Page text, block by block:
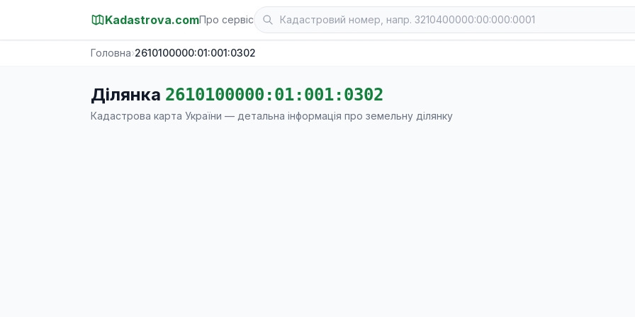
Kadastrova.comПро сервіс
Головна›2610100000:01:001:0302
Ділянка 2610100000:01:001:0302
Кадастрова карта України — детальна інформація про земельну ділянку